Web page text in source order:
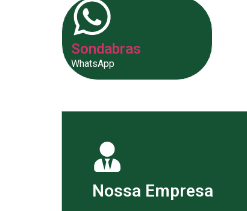
Sondabras
WhatsApp
Nossa Empresa